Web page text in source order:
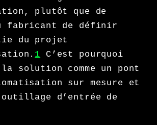
plutôt que de
fabricant de définir
du projet
1 C’est pourquoi
solution comme un pont
sur mesure et
d’entrée de